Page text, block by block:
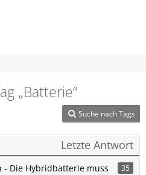
„Batterie“
Suche nach Tags
Letzte Antwort
- Die Hybridbatterie muss
35